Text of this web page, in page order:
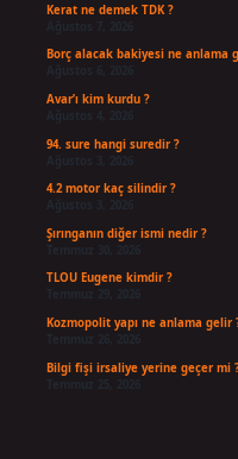
Kerat ne demek TDK ?
Ağustos 7, 2026
Borç alacak bakiyesi ne anlama
Ağustos 6, 2026
Avar’ı kim kurdu ?
Ağustos 4, 2026
94. sure hangi suredir ?
Ağustos 3, 2026
4.2 motor kaç silindir ?
Ağustos 3, 2026
Şırınganın diğer ismi nedir ?
TLOU Eugene kimdir ?
Temmuz 29, 2026
Kozmopolit yapı ne anlama gelir
Bilgi fişi irsaliye yerine geçer mi
Temmuz 25, 2026